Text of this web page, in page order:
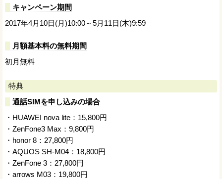
キャンペーン期間
2017年4月10日(月)10:00～5月11日(木)9:59
月額基本料の無料期間
初月無料
特典
通話SIMを申し込みの場合
・HUAWEI nova lite：15,800円
・ZenFone3 Max：9,800円
・honor 8：27,800円
・AQUOS SH-M04：18,800円
・ZenFone 3：27,800円
・arrows M03：19,800円